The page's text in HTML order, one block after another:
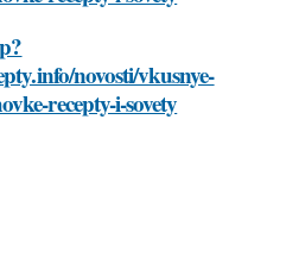
novosti/vkusnye-
recepty-i-sovety